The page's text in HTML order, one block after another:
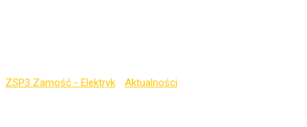
ZSP3 Zamość - Elektryk Aktualności